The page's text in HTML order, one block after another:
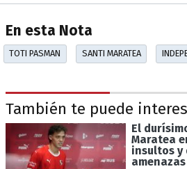
En esta Nota
TOTI PASMAN SANTI MARATEA
También te puede
El
Maratea
insultos y
amenazas